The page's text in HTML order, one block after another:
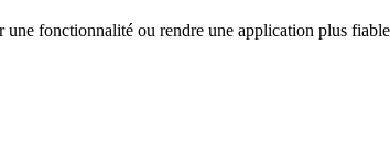
fonctionnalité ou rendre une application plus